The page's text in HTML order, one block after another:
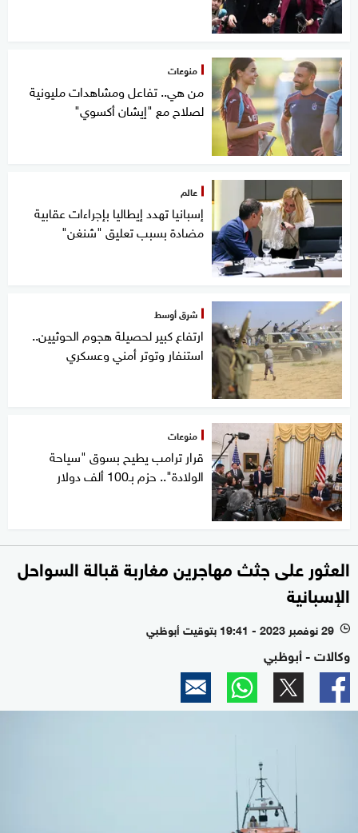
منوعات
من هي.. تفاعل ومشاهدات مليونية
لصلاح مع "إيشان أكسوي"
عالم
إسبانيا تهدد إيطاليا بإجراءات عقابية
مضادة بسبب تعليق "شنغن"
شرق أوسط
ارتفاع كبير لحصيلة هجوم الحوثيين..
استنفار وتوتر أمني وعسكري
منوعات
قرار ترامب يطيح بسوق "سياحة
الولادة".. حزم بـ100 ألف دولار
العثور على جثث مهاجرين مغاربة قبالة السواحل
الإسبانية
l 29 نوفمبر 2023 - 19:41 بتوقيت أبوظبي
وكالات - أبوظبي